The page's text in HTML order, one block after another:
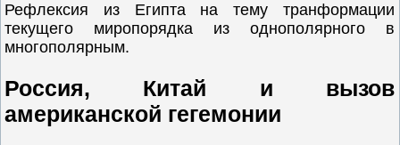
Рефлексия из Египта на тему транформации
текущего миропорядка из однополярного в
многополярным.
Россия, Китай и вызов
американской гегемонии